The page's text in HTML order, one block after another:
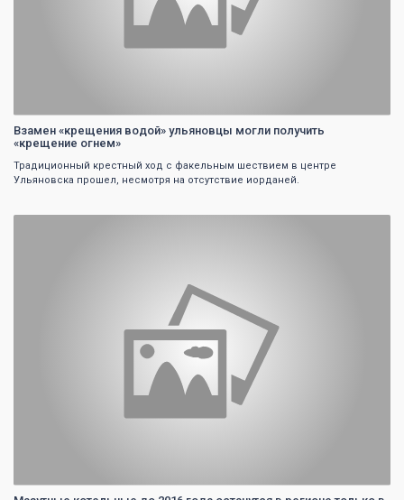
Взамен «крещения водой» ульяновцы могли получить
«крещение огнем»
Традиционный крестный ход с факельным шествием в центре
Ульяновска прошел, несмотря на отсутствие иорданей.